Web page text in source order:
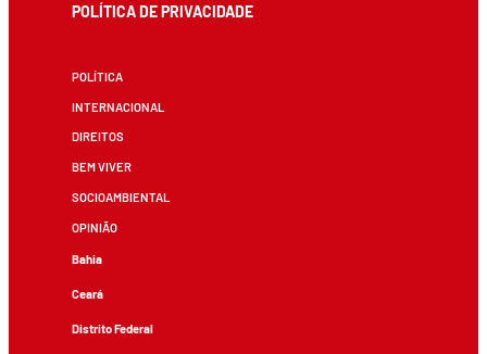
POLÍTICA DE PRIVACIDADE
POLÍTICA
INTERNACIONAL
DIREITOS
BEM VIVER
SOCIOAMBIENTAL
OPINIÃO
Bahia
Ceará
Distrito Federal